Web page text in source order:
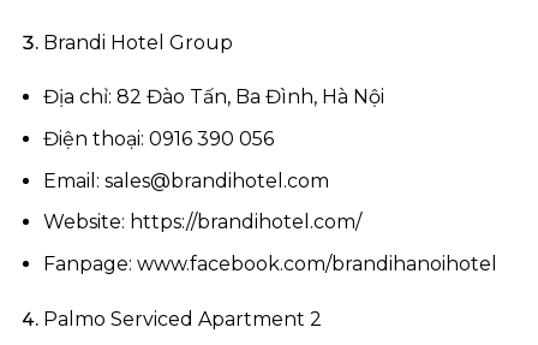
Brandi Hotel Group
Địa chỉ: 82 Đào Tấn, Ba Đình, Hà Nội
Điện thoại: 0916 390 056
Email: sales@brandihotel.com
Website: https://brandihotel.com/
Fanpage: www.facebook.com/brandihanoihotel
Palmo Serviced Apartment 2